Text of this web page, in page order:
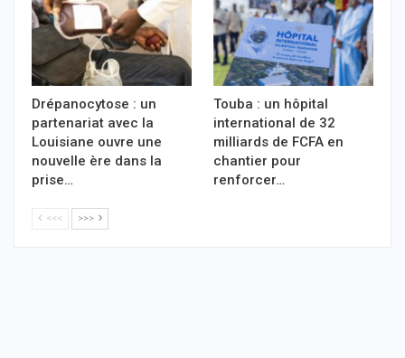
Drépanocytose : un
partenariat avec la
Louisiane ouvre une
nouvelle ère dans la
prise…
Touba : un hôpital
international de 32
milliards de FCFA en
chantier pour
renforcer…
<<< >>>